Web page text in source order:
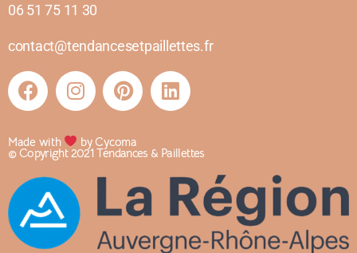
06 51 75 11 30
contact@tendancesetpaillettes.fr
Made with by Cycoma
© Copyright 2021 Tendances & Paillettes